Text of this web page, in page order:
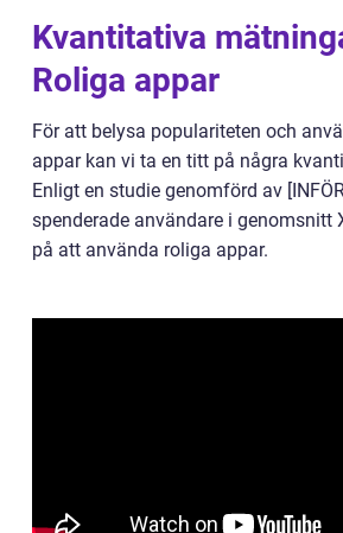
Kvantitativa
Roliga appar
För att belysa populariteten och
appar kan vi ta en titt på några
Enligt en studie genomförd av
spenderade användare i genomsnitt
på att använda roliga appar.